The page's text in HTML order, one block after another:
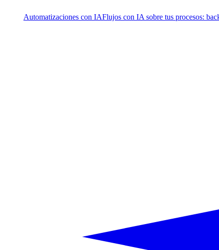
Automatizaciones con IAFlujos con IA sobre tus procesos: